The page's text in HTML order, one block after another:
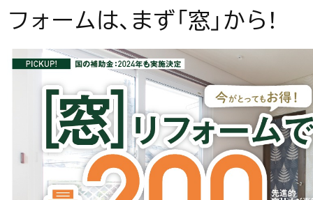
フォームは、まず「窓」から！